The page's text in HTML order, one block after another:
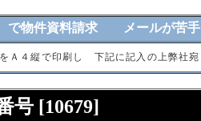
で物件資料請求 メールが苦手
Ａ４縦で印刷し 下記に記入の上弊
号 [10679]